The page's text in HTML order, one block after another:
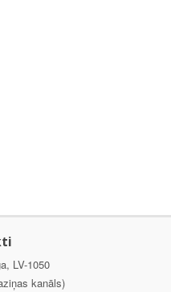
LV-1050
kanāls)